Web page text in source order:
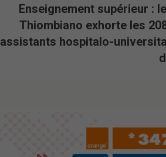
Enseignement supérieur :
Thiombiano exhorte les
assistants hospitalo-